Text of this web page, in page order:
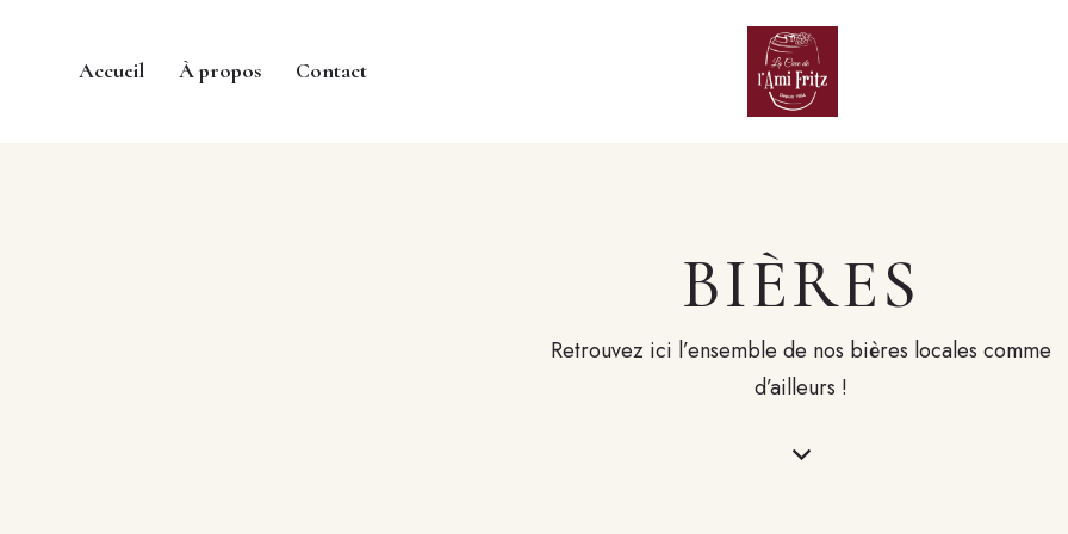
Accueil À propos Contact
BIÈRES
Retrouvez ici l’ensemble de nos bières locales comme
d’ailleurs !